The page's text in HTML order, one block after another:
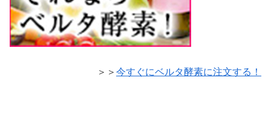
＞＞ 今すぐにベルタ酵素に注文する！